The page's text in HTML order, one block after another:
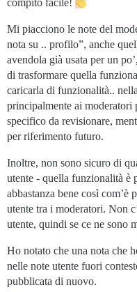
compito facile!
Mi piacciono le note del
nota su .. profilo”, anche
avendola già usata per un
di trasformare quella
caricarla di funzionalità..
principalmente ai moderatori
specifico da revisionare,
per riferimento futuro.
Inoltre, non sono sicuro di
utente - quella funzionalità è
abbastanza bene così
utente tra i moderatori. Non
utente, quindi se ce ne sono
Ho notato che una nota che
nelle note utente fuori
pubblicata di nuovo.